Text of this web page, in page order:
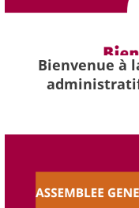
Bienvenue à